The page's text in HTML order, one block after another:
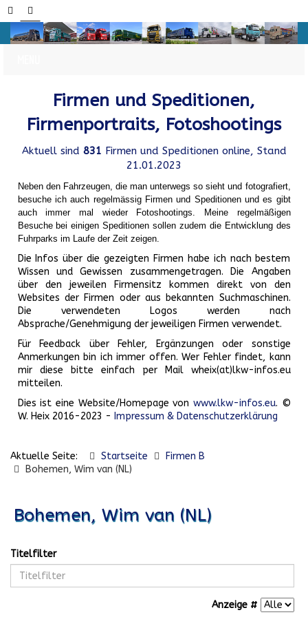
Firmen und Speditionen,
Firmenportraits, Fotoshootings
Aktuell sind 831 Firmen und Speditionen online, Stand
21.01.2023
Neben den Fahrzeugen, die man unterwegs so sieht und fotografiert,
besuche ich auch regelmässig Firmen und Speditionen und es gibt
auch immer mal wieder Fotoshootings.
Meine regelmäßigen
Besuche bei einigen Speditionen sollen zudem die Entwicklung des
Fuhrparks im Laufe der Zeit zeigen.
Die Infos über die gezeigten Firmen habe ich nach bestem
Wissen und Gewissen zusammengetragen. Die Angaben
über den jeweilen Firmensitz kommen direkt von den
Websites der Firmen oder aus bekannten Suchmaschinen.
Die verwendeten Logos werden nach
Absprache/Genehmigung der jeweiligen Firmen verwendet.
Für Feedback über Fehler, Ergänzungen oder sonstige
Anmerkungen bin ich immer offen. Wer Fehler findet, kann
mir diese bitte einfach per Mail wheix(at)lkw-infos.eu
mitteilen.
Dies ist eine Website/Homepage von www.lkw-infos.eu. ©
W. Heix 2016-2023 - Impressum & Datenschutzerklärung
Aktuelle Seite: Startseite
Firmen B
Bohemen, Wim van (NL)
Bohemen, Wim van (NL)
Titelfilter
Anzeige #